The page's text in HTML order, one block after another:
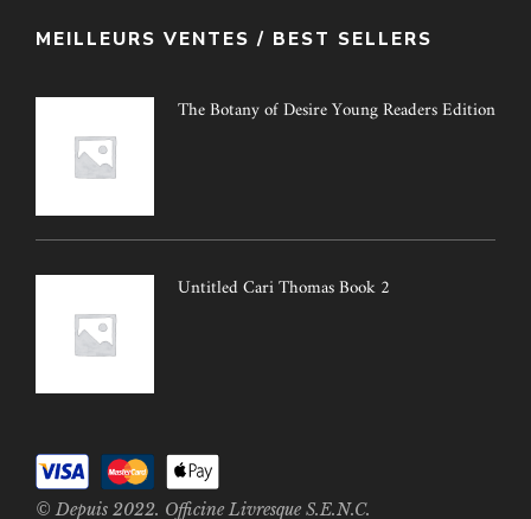
MEILLEURS VENTES / BEST SELLERS
The Botany of Desire Young Readers Edition
Untitled Cari Thomas Book 2
© Depuis 2022. Officine Livresque S.E.N.C.